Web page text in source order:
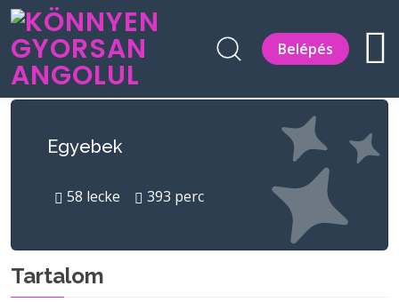
Belépés
Egyebek
58 lecke 393 perc
Tartalom